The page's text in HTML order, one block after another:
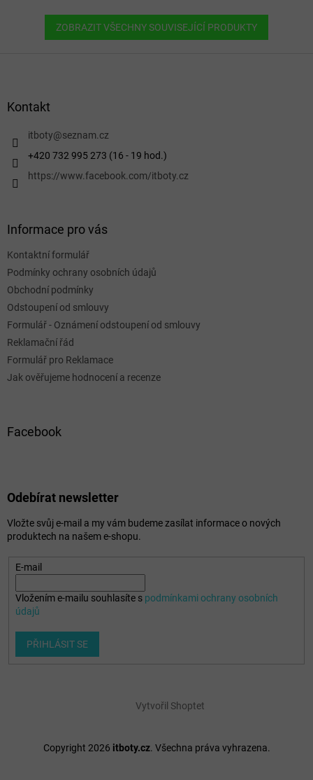
ZOBRAZIT VŠECHNY SOUVISEJÍCÍ PRODUKTY
Kontakt
itboty@seznam.cz
+420 732 995 273 (16 - 19 hod.)
https://www.facebook.com/itboty.cz
Informace pro vás
Kontaktní formulář
Podmínky ochrany osobních údajů
Obchodní podmínky
Odstoupení od smlouvy
Formulář - Oznámení odstoupení od smlouvy
Reklamační řád
Formulář pro Reklamace
Jak ověřujeme hodnocení a recenze
Facebook
Odebírat newsletter
Vložte svůj e-mail a my vám budeme zasílat informace o nových
produktech na našem e-shopu.
E-mail
Vložením e-mailu souhlasíte s podmínkami ochrany osobních
údajů
PŘIHLÁSIT SE
Vytvořil Shoptet
Copyright 2026 itboty.cz. Všechna práva vyhrazena.